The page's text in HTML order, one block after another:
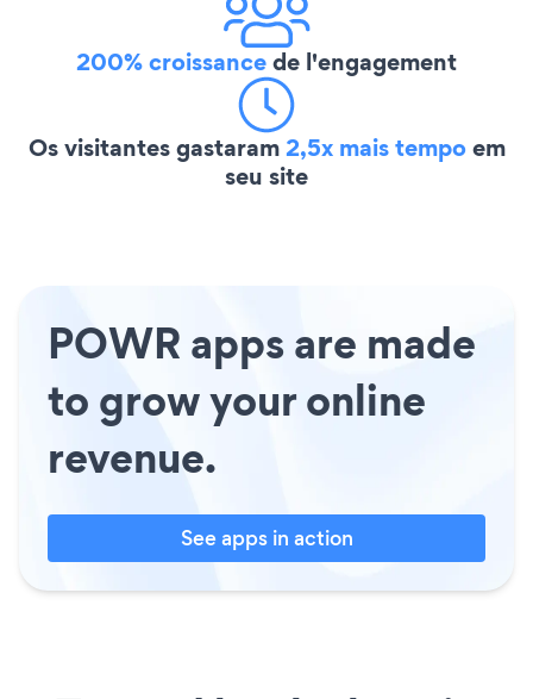
200% croissancede l'engagement
Os visitantes gastaram2,5x mais tempoem
seu site
POWR apps are made
to grow your online
revenue.
See apps in action